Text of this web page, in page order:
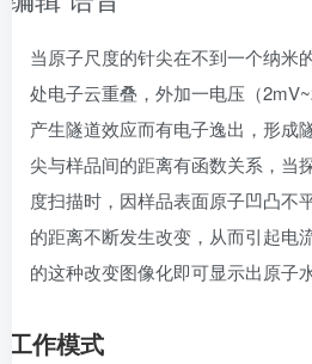
当原子尺度的针尖在不到一个纳米
处电子云重叠，外加一电压（
产生隧道效应而有电子逸出，形成
尖与样品间的距离有函数关系，当
度扫描时，因样品表面原子凹凸不
的距离不断发生改变，从而引起电
的这种改变图像化即可显示出原子
工作模式